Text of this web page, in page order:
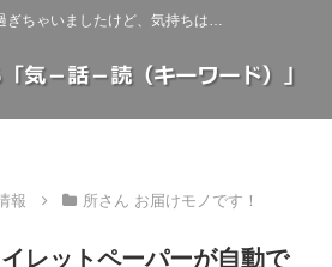
ぎちゃいましたけど、気持ちは…
報 所さん お届けモノです！
レットペーパーが自動で